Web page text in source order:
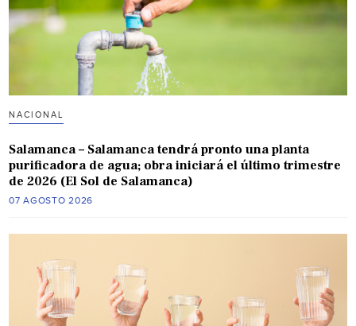
NACIONAL
Salamanca – Salamanca tendrá pronto una planta
purificadora de agua; obra iniciará el último trimestre
de 2026 (El Sol de Salamanca)
07 AGOSTO 2026